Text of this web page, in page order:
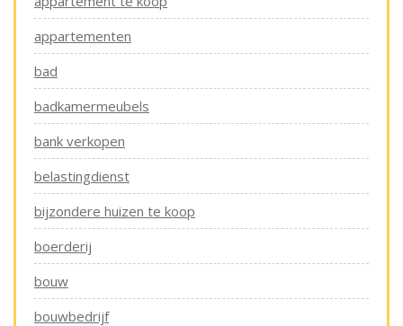
appartementen
bad
badkamermeubels
bank verkopen
belastingdienst
bijzondere huizen te koop
boerderij
bouw
bouwbedrijf